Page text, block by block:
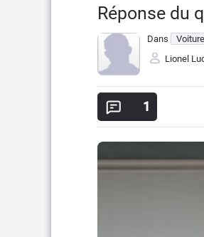
Réponse du
Dans
Lionel
1